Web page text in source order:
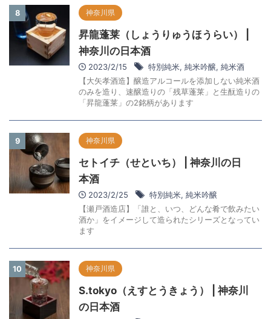
8 神奈川県
昇龍蓬莱（しょうりゅうほうらい） |
神奈川の日本酒
2023/2/15 特別純米, 純米吟醸, 純米酒
【大矢孝酒造】醸造アルコールを添加しない純米酒
のみを造り、速醸造りの「残草蓬莱」と生酛造りの
「昇龍蓬莱」の2銘柄があります
9 神奈川県
セトイチ（せといち） | 神奈川の日
本酒
2023/2/25 特別純米, 純米吟醸
【瀬戸酒造店】「誰と、いつ、どんな肴で飲みたい
酒か」をイメージして造られたシリーズとなってい
ます
10 神奈川県
S.tokyo（えすとうきょう） | 神奈川
の日本酒